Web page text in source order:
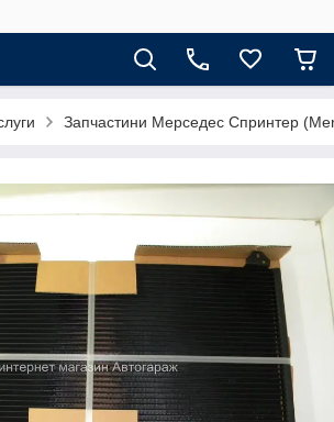
Запчастини Мерседес Спринтер